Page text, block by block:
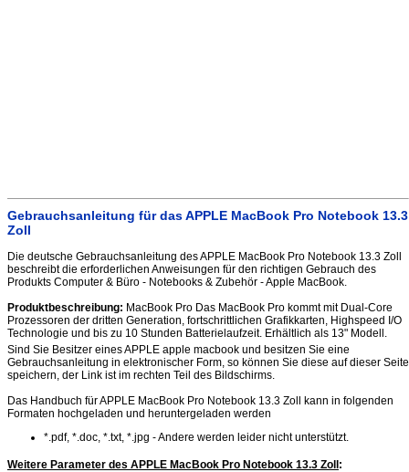
Gebrauchsanleitung für das APPLE MacBook Pro Notebook 13.3
Zoll
Die deutsche Gebrauchsanleitung des APPLE MacBook Pro Notebook 13.3 Zoll
beschreibt die erforderlichen Anweisungen für den richtigen Gebrauch des
Produkts Computer & Büro - Notebooks & Zubehör - Apple MacBook.
Produktbeschreibung: MacBook Pro Das MacBook Pro kommt mit Dual-Core
Prozessoren der dritten Generation, fortschrittlichen Grafikkarten, Highspeed I/O
Technologie und bis zu 10 Stunden Batterielaufzeit. Erhältlich als 13" Modell.
Sind Sie Besitzer eines APPLE apple macbook und besitzen Sie eine
Gebrauchsanleitung in elektronischer Form, so können Sie diese auf dieser Seite
speichern, der Link ist im rechten Teil des Bildschirms.
Das Handbuch für APPLE MacBook Pro Notebook 13.3 Zoll kann in folgenden
Formaten hochgeladen und heruntergeladen werden
*.pdf, *.doc, *.txt, *.jpg - Andere werden leider nicht unterstützt.
Weitere Parameter des APPLE MacBook Pro Notebook 13.3 Zoll :